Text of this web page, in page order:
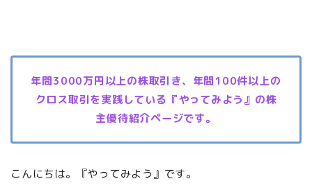
年間3000万円以上の株取引き、年間100件以上の
クロス取引を実践している『やってみよう』の株
主優待紹介ページです。
こんにちは。『やってみよう』です。